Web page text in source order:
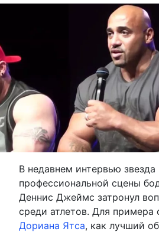
В недавнем интервью звезда
профессиональной сцены
Деннис Джеймс затронул
среди атлетов. Для примера
Дориана Ятса, как лучший